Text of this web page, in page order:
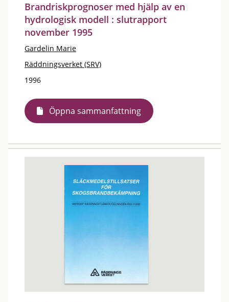
Brandriskprognoser med hjälp av en
hydrologisk modell : slutrapport
november 1995
Gardelin Marie
Räddningsverket (SRV)
1996
Öppna sammanfattning